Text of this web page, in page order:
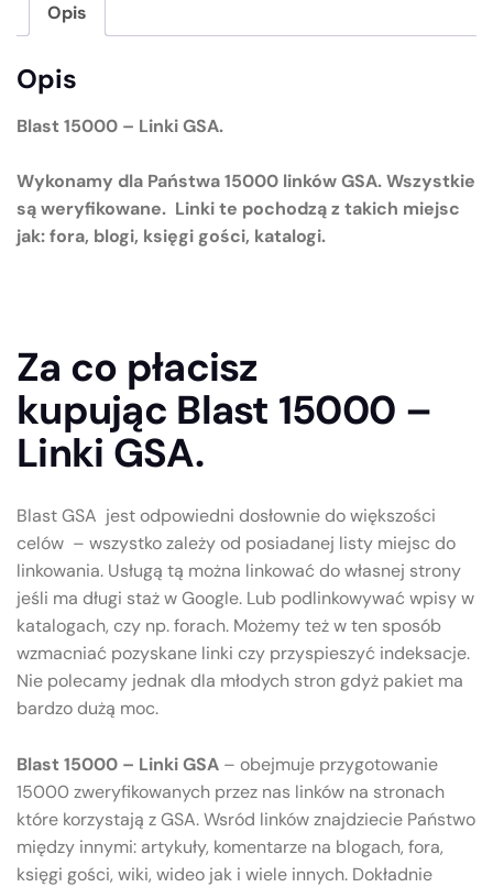
Opis
Opis
Blast 15000 – Linki GSA.
Wykonamy dla Państwa 15000 linków GSA. Wszystkie
są weryfikowane. Linki te pochodzą z takich miejsc
jak: fora, blogi, księgi gości, katalogi.
Za co płacisz
kupując Blast 15000 –
Linki GSA.
Blast GSA jest odpowiedni dosłownie do większości
celów – wszystko zależy od posiadanej listy miejsc do
linkowania. Usługą tą można linkować do własnej strony
jeśli ma długi staż w Google. Lub podlinkowywać wpisy w
katalogach, czy np. forach. Możemy też w ten sposób
wzmacniać pozyskane linki czy przyspieszyć indeksacje.
Nie polecamy jednak dla młodych stron gdyż pakiet ma
bardzo dużą moc.
Blast 15000 – Linki GSA – obejmuje przygotowanie
15000 zweryfikowanych przez nas linków na stronach
które korzystają z GSA. Wsród linków znajdziecie Państwo
między innymi: artykuły, komentarze na blogach, fora,
księgi gości, wiki, wideo jak i wiele innych. Dokładnie